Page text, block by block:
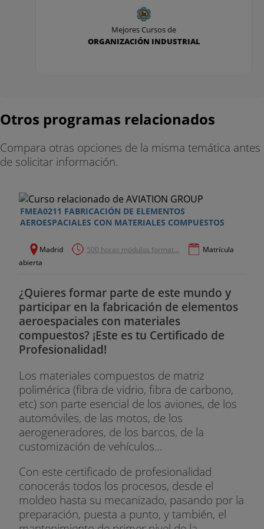
transformación de los materiales
1. Materiales de origen natural: madera y fibras
4. Materiales cerámicos
5. Materiales compuestos
Módulo 7. Proyectos especializados
1. Diseño de un flexo regulable con Autodesk
Inventor
2. Diseño de un triturador de perejil
¿Merece la pena formarse en Diseño
Industrial?
El diseño industrial es un campo relevante para
casi cualquier sector y, por este mismo motivo, es
mercado. Estos perfiles gozan además de un buen
salario: en los primeros cuatro años de experiencia
ganan entre 22.000 y 30.000 euros anuales.
Fórmate y participa en el proceso de concepción
de productos en todo tipo de empresas. Adéntrate
las nuevas tecnologías, la economía circular y por
una era en la que se hará más énfasis en
cuestiones como la apariencia de los productos.
Mejores Cursos de
ORGANIZACIÓN INDUSTRIAL
Otros programas relacionados
Compara otras opciones de la misma temática antes
de solicitar información.
FMEA0211 FABRICACIÓN DE ELEMENTOS
AEROESPACIALES CON MATERIALES COMPUESTOS
Madrid 500 horas módulos format...
Matrícula
abierta
¿Quieres formar parte de este mundo y
participar en la fabricación de elementos
aeroespaciales con materiales
compuestos? ¡Este es tu Certificado de
Profesionalidad!
Los materiales compuestos de matriz
polimérica (fibra de vidrio, fibra de carbono,
etc) son parte esencial de los aviones, de los
automóviles, de las motos, de los
aerogeneradores, de los barcos, de la
customización de vehículos…
Con este certificado de profesionalidad
conocerás todos los procesos, desde el
moldeo hasta su mecanizado, pasando por la
preparación, puesta a punto, y también, el